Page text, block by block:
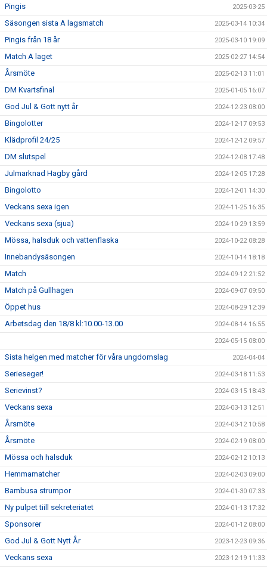
Pingis 2025-03-25
Säsongen sista A lagsmatch 2025-03-14 10:34
Pingis från 18 år 2025-03-10 19:09
Match A laget 2025-02-27 14:54
Årsmöte 2025-02-13 11:01
DM Kvartsfinal 2025-01-05 16:07
God Jul & Gott nytt år 2024-12-23 08:00
Bingolotter 2024-12-17 09:53
Klädprofil 24/25 2024-12-12 09:57
DM slutspel 2024-12-08 17:48
Julmarknad Hagby gård 2024-12-05 17:28
Bingolotto 2024-12-01 14:30
Veckans sexa igen 2024-11-25 16:35
Veckans sexa (sjua) 2024-10-29 13:59
Mössa, halsduk och vattenflaska 2024-10-22 08:28
Innebandysäsongen 2024-10-14 18:18
Match 2024-09-12 21:52
Match på Gullhagen 2024-09-07 09:50
Öppet hus 2024-08-29 12:39
Arbetsdag den 18/8 kl:10.00-13.00 2024-08-14 16:55
2024-05-15 08:00
Sista helgen med matcher för våra ungdomslag 2024-04-04
Serieseger! 2024-03-18 11:53
Serievinst? 2024-03-15 18:43
Veckans sexa 2024-03-13 12:51
Årsmöte 2024-03-12 10:58
Årsmöte 2024-02-19 08:00
Mössa och halsduk 2024-02-12 10:13
Hemmamatcher 2024-02-03 09:00
Bambusa strumpor 2024-01-30 07:33
Ny pulpet tiill sekreteriatet 2024-01-13 17:32
Sponsorer 2024-01-12 08:00
God Jul & Gott Nytt År 2023-12-23 09:36
Veckans sexa 2023-12-19 11:33